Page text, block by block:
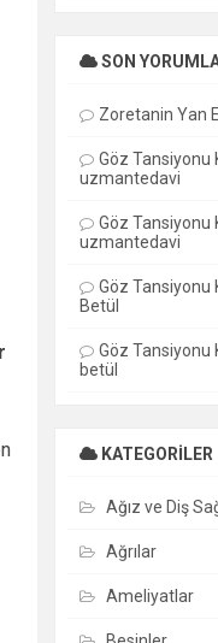
SON
Zoretanin Yan
Göz Tansiyonu
uzmantedavi
Göz Tansiyonu
uzmantedavi
Göz Tansiyonu
Betül
Göz Tansiyonu
betül
KATEGORILER
Ağız ve Diş
Ağrılar
Ameliyatlar